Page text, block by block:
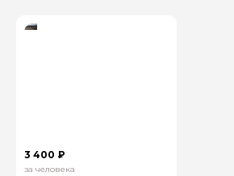
Россия
3 400 ₽
за человека